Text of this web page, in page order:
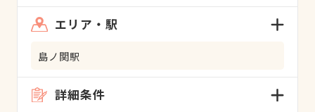
エリア・駅
島ノ関駅
詳細条件